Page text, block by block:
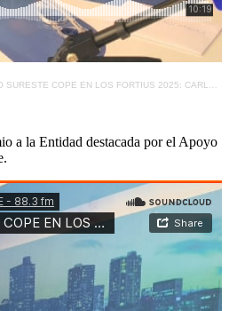
COPE EN LOS FORTIUS 2025: CARLOS ROCAMORA, FOMENTO DE LA ACTIVIDAD FÍSICA EN EL ÁMBITO PRIVADO
a la Entidad destacada por el Apoyo